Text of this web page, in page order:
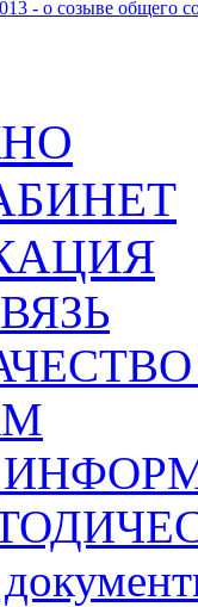
- о созыве общего